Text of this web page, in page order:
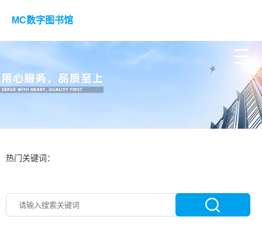
MC数字图书馆
热门关键词：